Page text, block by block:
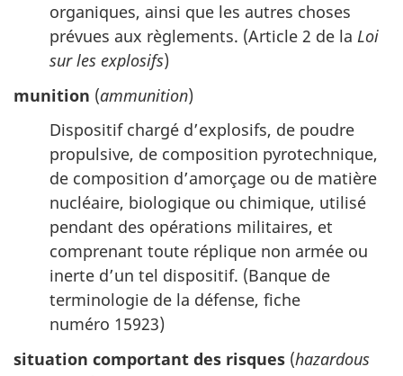
organiques, ainsi que les autres choses
prévues aux règlements. (Article 2 de la Loi
sur les explosifs)
munition (ammunition)
Dispositif chargé d’explosifs, de poudre
propulsive, de composition pyrotechnique,
de composition d’amorçage ou de matière
nucléaire, biologique ou chimique, utilisé
pendant des opérations militaires, et
comprenant toute réplique non armée ou
inerte d’un tel dispositif. (Banque de
terminologie de la défense, fiche
numéro 15923)
situation comportant des risques (hazardous